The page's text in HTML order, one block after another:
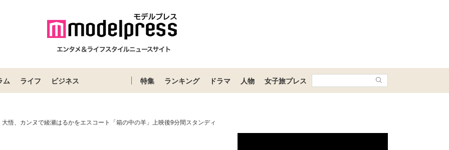
ム ライフ ビジネス 特集 ランキング ドラマ 人物 女子旅プレス
大悟、カンヌで綾瀬はるかをエスコート「箱の中の羊」上映後9分間スタンディ